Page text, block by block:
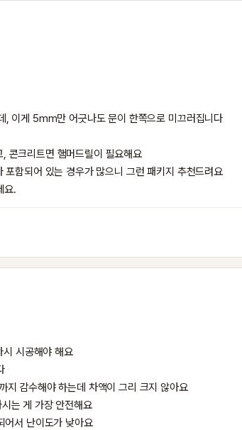
, 이게 5mm만 어긋나도 문이 한쪽으로 미끄러집니다
콘크리트면 햄머드릴이 필요해요
함되어 있는 경우가 많으니 그런 패키지 추천드려요
요.
시공해야 해요
감수해야 하는데 차액이 그리 크지 않아요
는 게 가장 안전해요
어서 난이도가 낮아요